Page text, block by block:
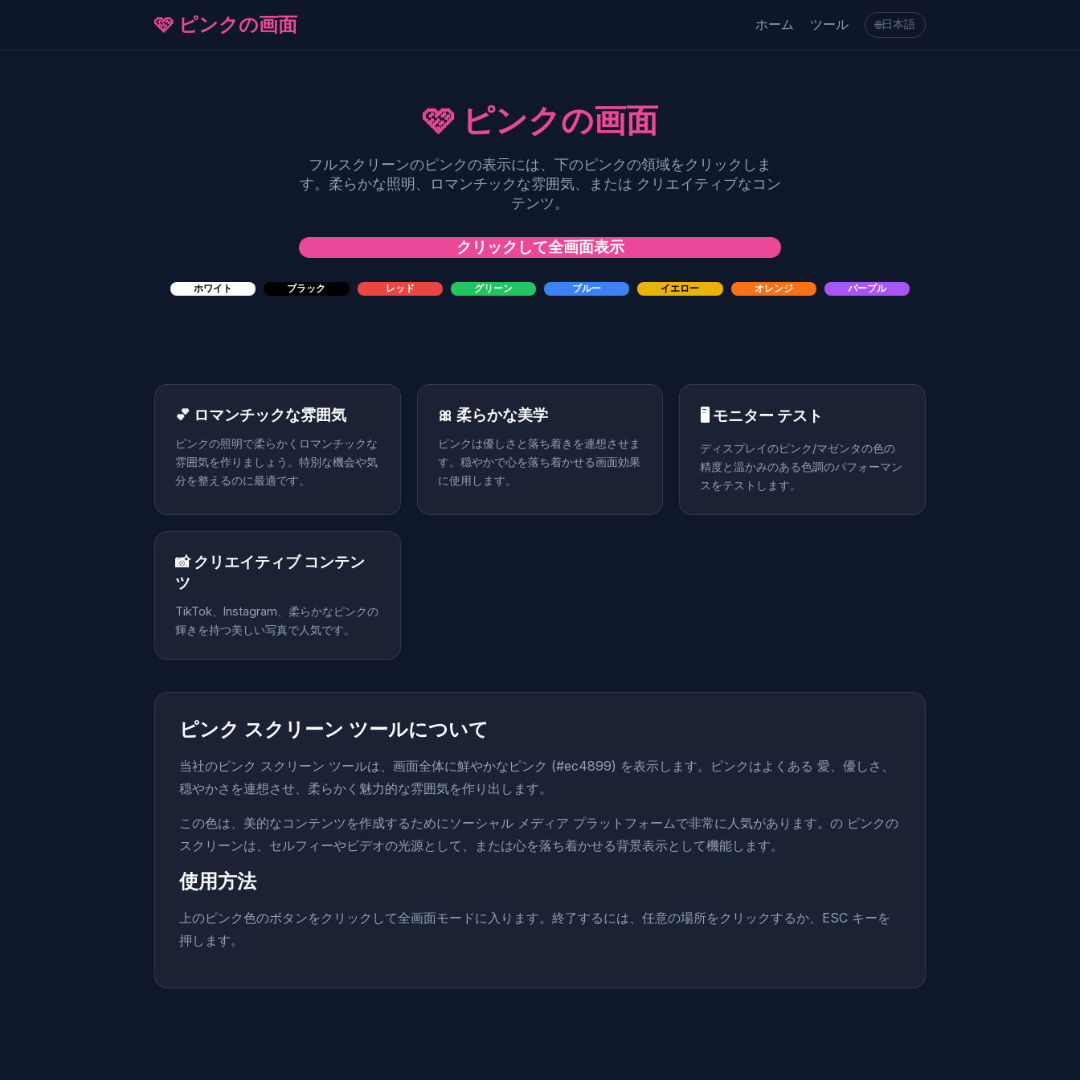
🩷 ピンクの画面 ホーム ツール 🌐日本語
🩷 ピンクの画面
フルスクリーンのピンクの表示には、下のピンクの領域をクリックしま
す。柔らかな照明、ロマンチックな雰囲気、または クリエイティブなコン
テンツ。
クリックして全画面表示
ホワイト ブラック レッド グリーン ブルー イエロー オレンジ パープル
💕 ロマンチックな雰囲気
ピンクの照明で柔らかくロマンチックな
雰囲気を作りましょう。特別な機会や気
分を整えるのに最適です。
🎀 柔らかな美学
ピンクは優しさと落ち着きを連想させま
す。穏やかで心を落ち着かせる画面効果
に使用します。
🖥️ モニター テスト
ディスプレイのピンク/マゼンタの色の
精度と温かみのある色調のパフォーマン
スをテストします。
📸 クリエイティブ コンテン
ツ
TikTok、Instagram、柔らかなピンクの
輝きを持つ美しい写真で人気です。
ピンク スクリーン ツールについて
当社のピンク スクリーン ツールは、画面全体に鮮やかなピンク (#ec4899) を表示します。ピンクはよくある 愛、優しさ、
穏やかさを連想させ、柔らかく魅力的な雰囲気を作り出します。
この色は、美的なコンテンツを作成するためにソーシャル メディア プラットフォームで非常に人気があります。の ピンクの
スクリーンは、セルフィーやビデオの光源として、または心を落ち着かせる背景表示として機能します。
使用方法
上のピンク色のボタンをクリックして全画面モードに入ります。終了するには、任意の場所をクリックするか、ESC キーを
押します。